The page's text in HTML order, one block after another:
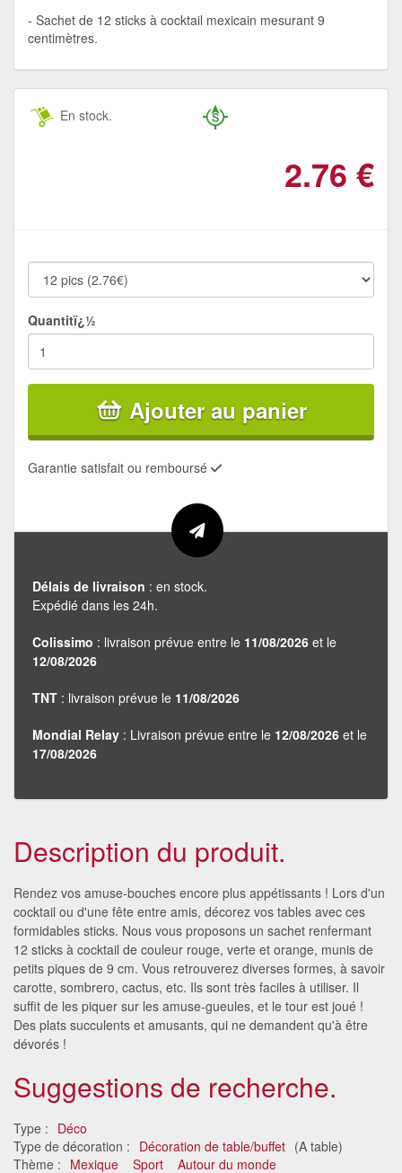
Sachet de 12 sticks à cocktail mexicain mesurant 9
centimètres.
En stock.
2.76 €
Quantitï¿½
Ajouter au panier
Garantie satisfait ou remboursé
Délais de livraison : en stock.
Expédié dans les 24h.
Colissimo : livraison prévue entre le 11/08/2026 et le
12/08/2026
TNT : livraison prévue le 11/08/2026
Mondial Relay : Livraison prévue entre le 12/08/2026 et le
17/08/2026
Description du produit.
Rendez vos amuse-bouches encore plus appétissants ! Lors d'un
cocktail ou d'une fête entre amis, décorez vos tables avec ces
formidables sticks. Nous vous proposons un sachet renfermant
12 sticks à cocktail de couleur rouge, verte et orange, munis de
petits piques de 9 cm. Vous retrouverez diverses formes, à savoir
carotte, sombrero, cactus, etc. Ils sont très faciles à utiliser. Il
suffit de les piquer sur les amuse-gueules, et le tour est joué !
Des plats succulents et amusants, qui ne demandent qu'à être
dévorés !
Suggestions de recherche.
Type : Déco
Type de décoration : Décoration de table/buffet (A table)
Thème : Mexique Sport Autour du monde